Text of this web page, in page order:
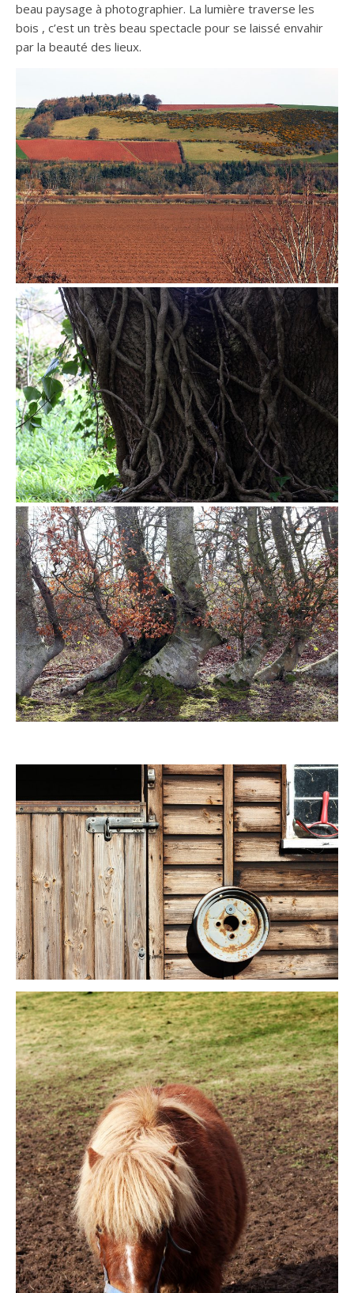
beau paysage à photographier. La lumière traverse les
bois , c’est un très beau spectacle pour se laissé envahir
par la beauté des lieux.